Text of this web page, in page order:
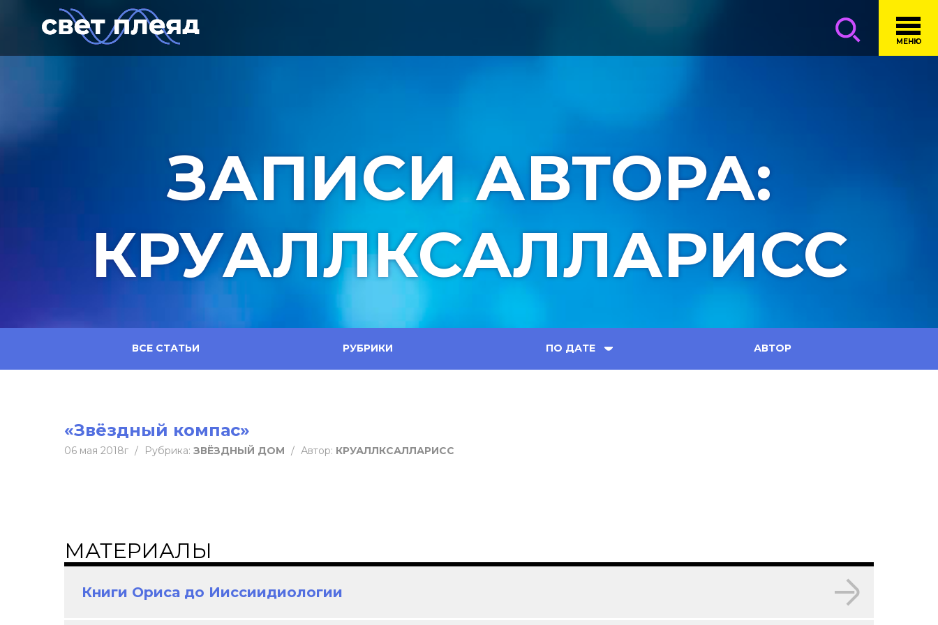
МЕНЮ
ЗАПИСИ АВТОРА:
КРУАЛЛКСАЛЛАРИСС
ВСЕ СТАТЬИ РУБРИКИ ПО ДАТЕ АВТОР
«Звёздный компас»
06 мая 2018г / Рубрика: ЗВЁЗДНЫЙ ДОМ / Автор: КРУАЛЛКСАЛЛАРИСС
МАТЕРИАЛЫ
Книги Ориса до Ииссиидиологии